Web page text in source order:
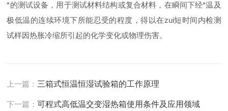
*的测试设备，用于测试材料结构或复合材料，在瞬间下经*温及
极低温的连续环境下所能忍受的程度，得以在zui短时间内检测
试样因热胀冷缩所引起的化学变化或物理伤害。
上一篇： 三箱式恒温恒湿试验箱的工作原理
下一篇：可程式高低温交变湿热箱使用条件及应用领域